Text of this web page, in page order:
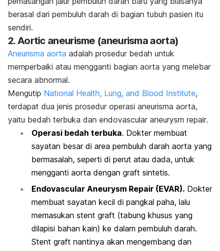
berasal dari pembuluh darah di bagian tubuh pasien itu
sendiri.
2. Aortic aneurisme (aneurisma aorta)
Aneurisma aorta adalah prosedur bedah untuk
memperbaiki atau mengganti bagian aorta yang melebar
secara abnormal.
Mengutip National Health, Lung, and Blood Institute,
terdapat dua jenis prosedur operasi aneurisma aorta,
yaitu bedah terbuka dan endovascular aneurysm repair.
Operasi bedah terbuka. Dokter membuat
sayatan besar di area pembuluh darah aorta yang
bermasalah, seperti di perut atau dada, untuk
mengganti aorta dengan graft sintetis.
Endovascular Aneurysm Repair (EVAR). Dokter
membuat sayatan kecil di pangkal paha, lalu
memasukan stent graft (tabung khusus yang
dilapisi bahan kain) ke dalam pembuluh darah.
Stent graft nantinya akan mengembang dan